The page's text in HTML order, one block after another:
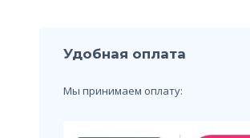
Удобная оплата
Мы принимаем оплату: